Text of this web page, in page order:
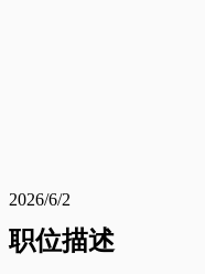
2026/6/2
职位描述